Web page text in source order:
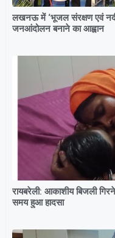
लखनऊ में ‘भूजल संरक्षण एवं नदी
जनआंदोलन बनाने का आह्वान
रायबरेली: आकाशीय बिजली
समय हुआ हादसा